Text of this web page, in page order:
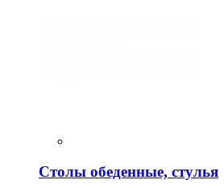
Столы обеденные, стулья